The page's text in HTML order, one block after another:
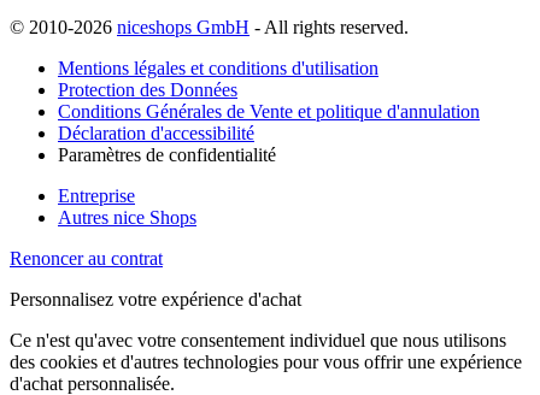
© 2010-2026 niceshops GmbH - All rights reserved.
Mentions légales et conditions d'utilisation
Protection des Données
Conditions Générales de Vente et politique d'annulation
Déclaration d'accessibilité
Paramètres de confidentialité
Entreprise
Autres nice Shops
Renoncer au contrat
Personnalisez votre expérience d'achat
Ce n'est qu'avec votre consentement individuel que nous utilisons
des cookies et d'autres technologies pour vous offrir une expérience
d'achat personnalisée.